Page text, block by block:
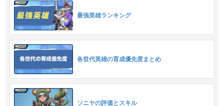
最強英雄ランキング
各世代英雄の育成優先度まとめ
ソニヤの評価とスキル